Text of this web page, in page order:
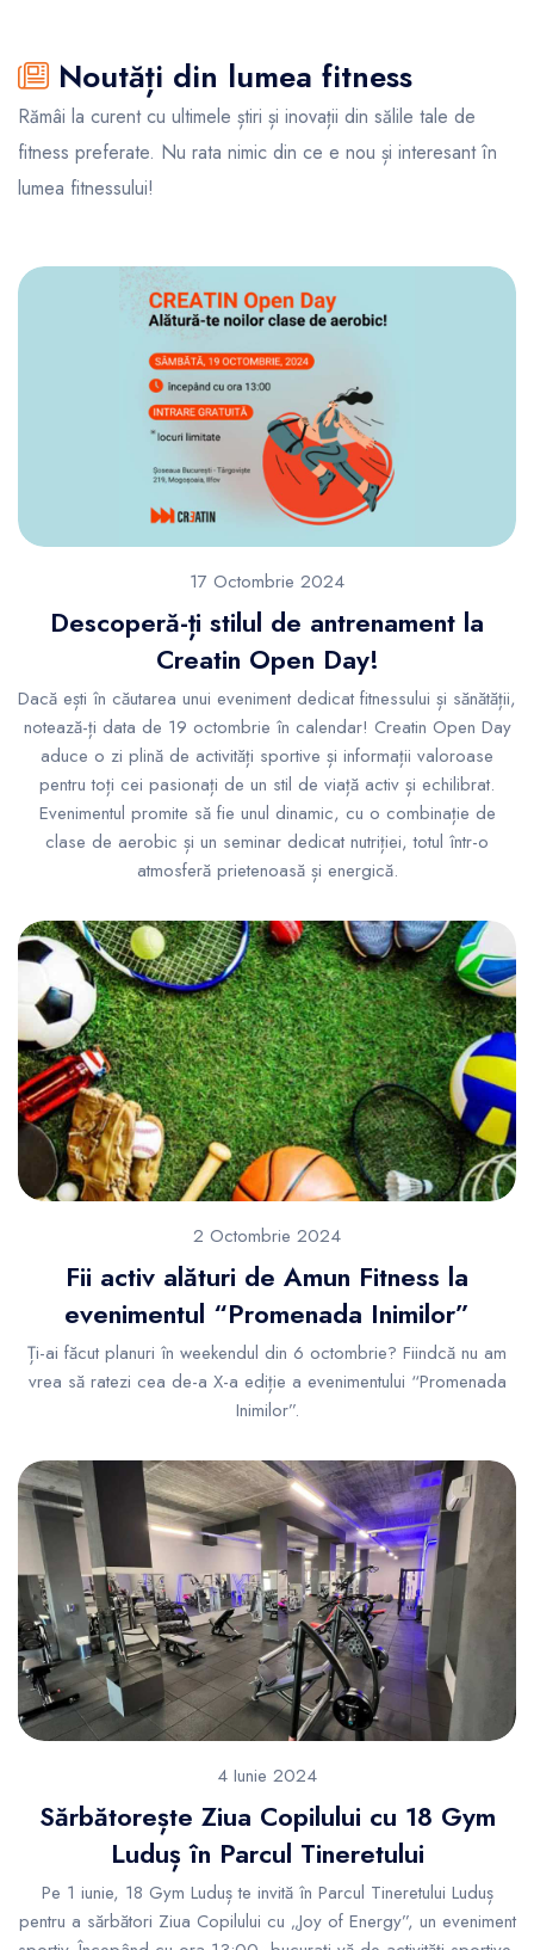
Noutăți din lumea fitness
Rămâi la curent cu ultimele știri și inovații din sălile tale de
fitness preferate. Nu rata nimic din ce e nou și interesant în
lumea fitnessului!
17 Octombrie 2024
Descoperă-ți stilul de antrenament la
Creatin Open Day!
Dacă ești în căutarea unui eveniment dedicat fitnessului și sănătății,
notează-ți data de 19 octombrie în calendar! Creatin Open Day
aduce o zi plină de activități sportive și informații valoroase
pentru toți cei pasionați de un stil de viață activ și echilibrat.
Evenimentul promite să fie unul dinamic, cu o combinație de
clase de aerobic și un seminar dedicat nutriției, totul într-o
atmosferă prietenoasă și energică.
2 Octombrie 2024
Fii activ alături de Amun Fitness la
evenimentul “Promenada Inimilor”
Ți-ai făcut planuri în weekendul din 6 octombrie? Fiindcă nu am
vrea să ratezi cea de-a X-a ediție a evenimentului “Promenada
Inimilor”.
4 Iunie 2024
Sărbătorește Ziua Copilului cu 18 Gym
Luduș în Parcul Tineretului
Pe 1 iunie, 18 Gym Luduș te invită în Parcul Tineretului Luduș
pentru a sărbători Ziua Copilului cu „Joy of Energy”, un eveniment